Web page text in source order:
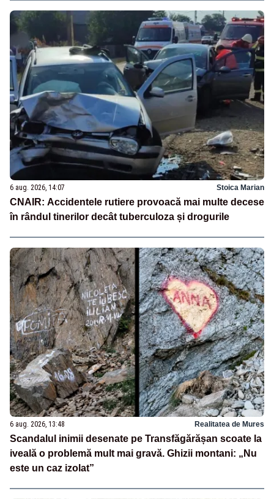
6 aug. 2026, 14:07 Stoica Marian
CNAIR: Accidentele rutiere provoacă mai multe decese
în rândul tinerilor decât tuberculoza și drogurile
6 aug. 2026, 13:48 Realitatea de Mures
Scandalul inimii desenate pe Transfăgărășan scoate la
iveală o problemă mult mai gravă. Ghizii montani: „Nu
este un caz izolat”